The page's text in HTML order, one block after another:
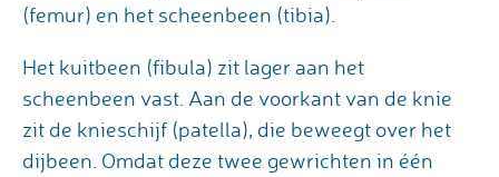
(femur) en het scheenbeen (tibia).
Het kuitbeen (fibula) zit lager aan het
scheenbeen vast. Aan de voorkant van de knie
zit de knieschijf (patella), die beweegt over het
dijbeen. Omdat deze twee gewrichten in één